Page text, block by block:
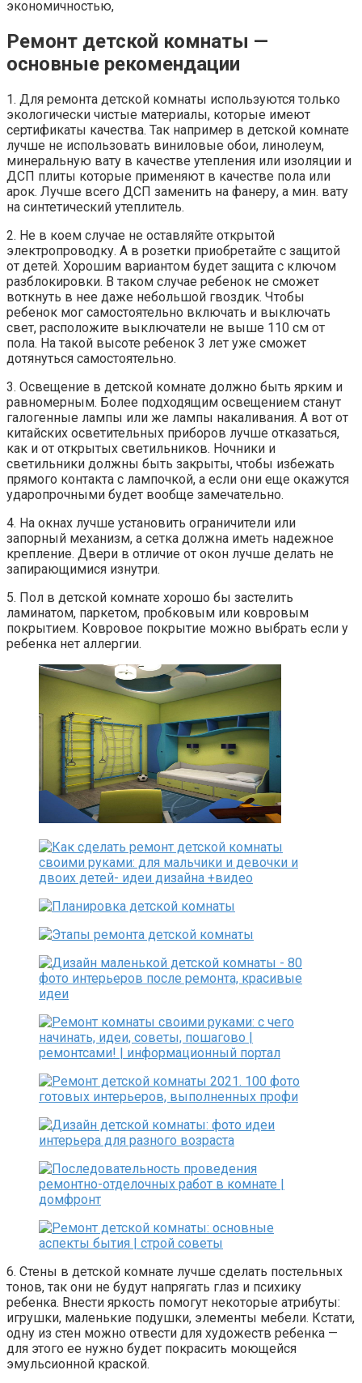
экономичностью,
Ремонт детской комнаты —
основные рекомендации
1. Для ремонта детской комнаты используются только
экологически чистые материалы, которые имеют
сертификаты качества. Так например в детской комнате
лучше не использовать виниловые обои, линолеум,
минеральную вату в качестве утепления или изоляции и
ДСП плиты которые применяют в качестве пола или
арок. Лучше всего ДСП заменить на фанеру, а мин. вату
на синтетический утеплитель.
2. Не в коем случае не оставляйте открытой
электропроводку. А в розетки приобретайте с защитой
от детей. Хорошим вариантом будет защита с ключом
разблокировки. В таком случае ребенок не сможет
воткнуть в нее даже небольшой гвоздик. Чтобы
ребенок мог самостоятельно включать и выключать
свет, расположите выключатели не выше 110 см от
пола. На такой высоте ребенок 3 лет уже сможет
дотянуться самостоятельно.
3. Освещение в детской комнате должно быть ярким и
равномерным. Более подходящим освещением станут
галогенные лампы или же лампы накаливания. А вот от
китайских осветительных приборов лучше отказаться,
как и от открытых светильников. Ночники и
светильники должны быть закрыты, чтобы избежать
прямого контакта с лампочкой, а если они еще окажутся
ударопрочными будет вообще замечательно.
4. На окнах лучше установить ограничители или
запорный механизм, а сетка должна иметь надежное
крепление. Двери в отличие от окон лучше делать не
запирающимися изнутри.
5. Пол в детской комнате хорошо бы застелить
ламинатом, паркетом, пробковым или ковровым
покрытием. Ковровое покрытие можно выбрать если у
ребенка нет аллергии.
6. Стены в детской комнате лучше сделать постельных
тонов, так они не будут напрягать глаз и психику
ребенка. Внести яркость помогут некоторые атрибуты:
игрушки, маленькие подушки, элементы мебели. Кстати,
одну из стен можно отвести для художеств ребенка —
для этого ее нужно будет покрасить моющейся
эмульсионной краской.